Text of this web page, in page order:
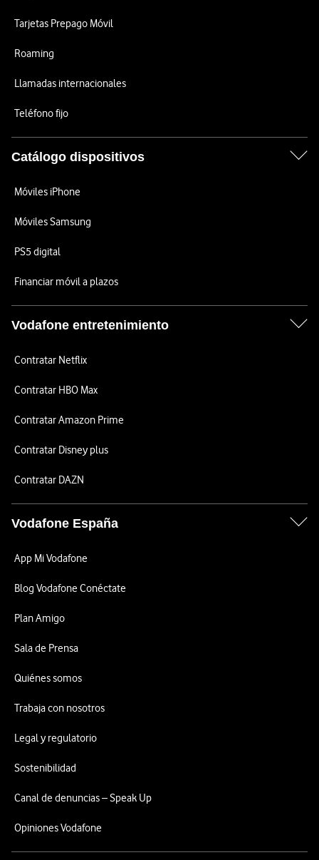
Tarjetas Prepago Móvil
Roaming
Llamadas internacionales
Teléfono fijo
Catálogo dispositivos
Móviles iPhone
Móviles Samsung
PS5 digital
Financiar móvil a plazos
Vodafone entretenimiento
Contratar Netflix
Contratar HBO Max
Contratar Amazon Prime
Contratar Disney plus
Contratar DAZN
Vodafone España
App Mi Vodafone
Blog Vodafone Conéctate
Plan Amigo
Sala de Prensa
Quiénes somos
Trabaja con nosotros
Legal y regulatorio
Sostenibilidad
Canal de denuncias – Speak Up
Opiniones Vodafone